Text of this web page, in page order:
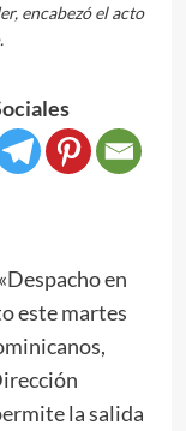
encabezó el acto
en
este martes
la salida